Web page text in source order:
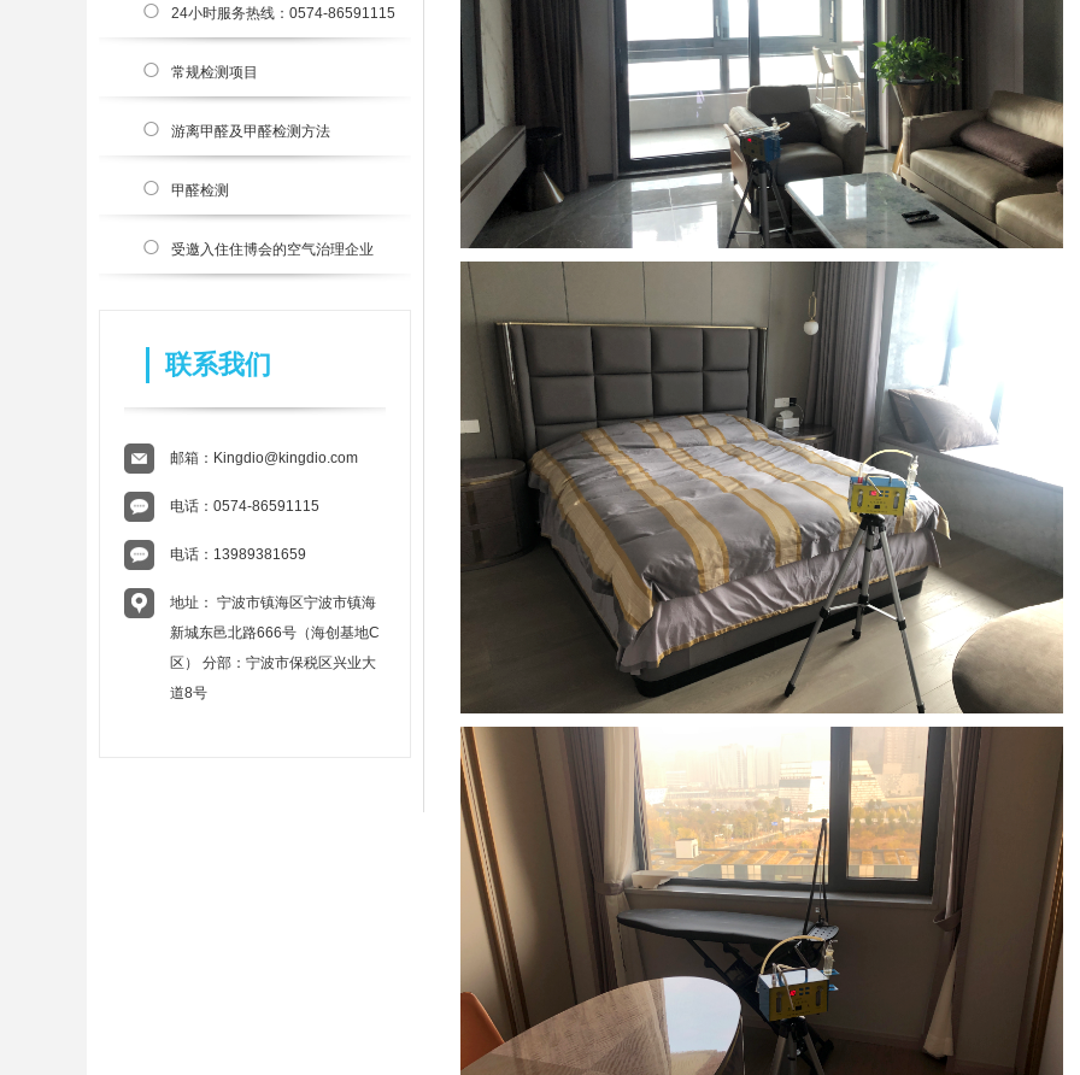
24小时服务热线：0574-86591115
常规检测项目
游离甲醛及甲醛检测方法
甲醛检测
受邀入住住博会的空气治理企业
联系我们
邮箱： Kingdio@kingdio.com
电话： 0574-86591115
电话： 13989381659
地址： 宁波市镇海区宁波市镇海
新城东邑北路666号（海创基地C
区） 分部：宁波市保税区兴业大
道8号